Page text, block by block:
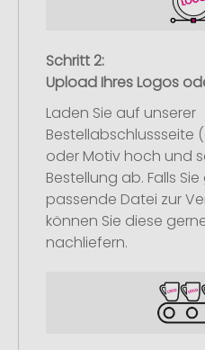
Schritt 2:
Upload Ihres Logos
Laden Sie auf unserer
Bestellabschlussseite
oder Motiv hoch und
Bestellung ab. Falls
passende Datei zur
können Sie diese
nachliefern.